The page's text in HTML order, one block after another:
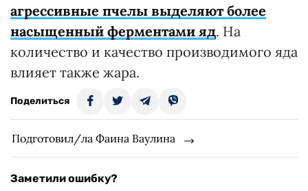
агрессивные пчелы выделяют более
насыщенный ферментами яд. На
количество и качество производимого яда
влияет также жара.
Поделиться
Подготовил/ла Фаина Ваулина
Заметили ошибку?